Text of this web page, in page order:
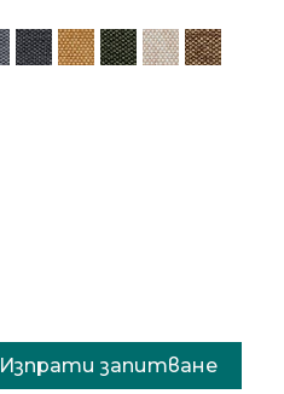
Изпрати запитване